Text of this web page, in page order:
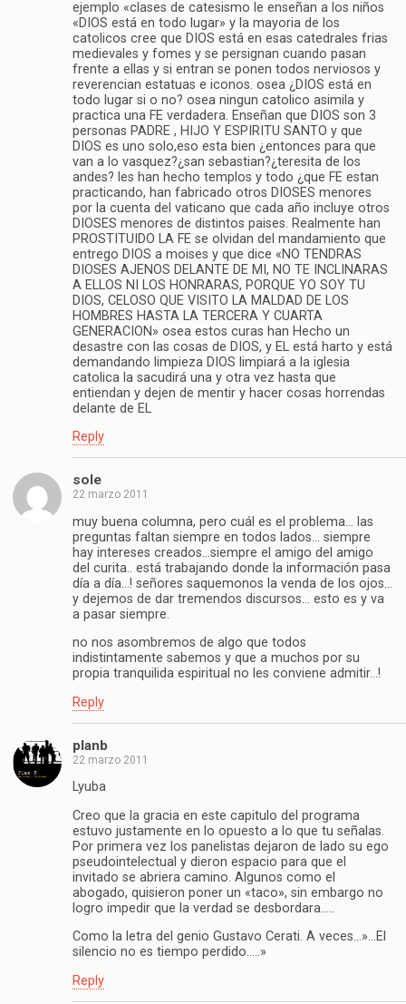
ejemplo «clases de catesismo le enseñan a los niños
«DIOS está en todo lugar» y la mayoria de los
catolicos cree que DIOS está en esas catedrales frias
medievales y fomes y se persignan cuando pasan
frente a ellas y si entran se ponen todos nerviosos y
reverencian estatuas e iconos. osea ¿DIOS está en
todo lugar si o no? osea ningun catolico asimila y
practica una FE verdadera. Enseñan que DIOS son 3
personas PADRE , HIJO Y ESPIRITU SANTO y que
DIOS es uno solo,eso esta bien ¿entonces para que
van a lo vasquez?¿san sebastian?¿teresita de los
andes? les han hecho templos y todo ¿que FE estan
practicando, han fabricado otros DIOSES menores
por la cuenta del vaticano que cada año incluye otros
DIOSES menores de distintos paises. Realmente han
PROSTITUIDO LA FE se olvidan del mandamiento que
entrego DIOS a moises y que dice «NO TENDRAS
DIOSES AJENOS DELANTE DE MI, NO TE INCLINARAS
A ELLOS NI LOS HONRARAS, PORQUE YO SOY TU
DIOS, CELOSO QUE VISITO LA MALDAD DE LOS
HOMBRES HASTA LA TERCERA Y CUARTA
GENERACION» osea estos curas han Hecho un
desastre con las cosas de DIOS, y EL está harto y está
demandando limpieza DIOS limpiará a la iglesia
catolica la sacudirá una y otra vez hasta que
entiendan y dejen de mentir y hacer cosas horrendas
delante de EL
Reply
sole
22 marzo 2011
muy buena columna, pero cuál es el problema… las
preguntas faltan siempre en todos lados… siempre
hay intereses creados…siempre el amigo del amigo
del curita.. está trabajando donde la información pasa
día a día…! señores saquemonos la venda de los ojos…
y dejemos de dar tremendos discursos… esto es y va
a pasar siempre.
no nos asombremos de algo que todos
indistintamente sabemos y que a muchos por su
propia tranquilida espiritual no les conviene admitir…!
Reply
planb
22 marzo 2011
Lyuba
Creo que la gracia en este capitulo del programa
estuvo justamente en lo opuesto a lo que tu señalas.
Por primera vez los panelistas dejaron de lado su ego
pseudointelectual y dieron espacio para que el
invitado se abriera camino. Algunos como el
abogado, quisieron poner un «taco», sin embargo no
logro impedir que la verdad se desbordara…..
Como la letra del genio Gustavo Cerati. A veces…»…El
silencio no es tiempo perdido…..»
Reply